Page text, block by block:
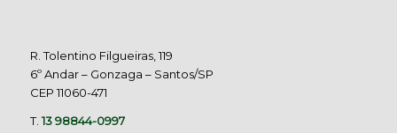
R. Tolentino Filgueiras, 119
6º Andar – Gonzaga – Santos/SP
CEP 11060-471
T.13 98844-0997